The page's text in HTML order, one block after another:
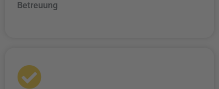
Betreuung